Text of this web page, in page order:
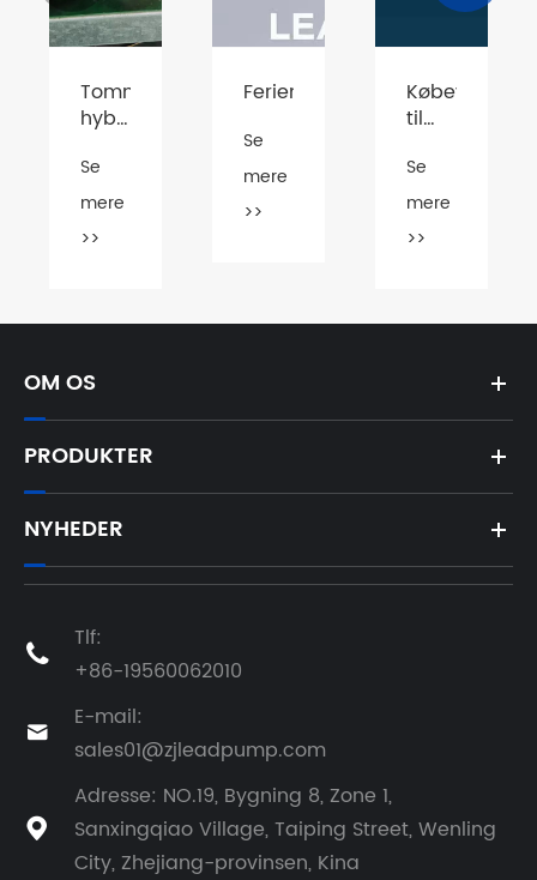
Tomme
hybrid
solcelleborehulspumpe
Se
mere
>>
Feriemeddelelse
Se
mere
>>
til
2026
Se
mere
>>
OM OS
PRODUKTER
NYHEDER

Tlf:
+86-19560062010

E-mail:
sales01@zjleadpump.com

Adresse: NO.19, Bygning 8, Zone 1,
Sanxingqiao Village, Taiping Street, Wenling
City, Zhejiang-provinsen, Kina